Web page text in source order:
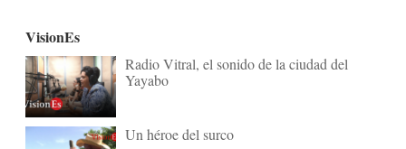
VisionEs
Radio Vitral, el sonido de la ciudad del
Yayabo
Un héroe del surco